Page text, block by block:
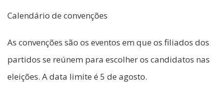
Calendário de convenções
As convenções são os eventos em que os filiados dos
partidos se reúnem para escolher os candidatos nas
eleições. A data limite é 5 de agosto.